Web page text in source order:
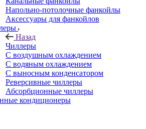
Напольно-потолочные фанкойлы
Аксессуары для фанкойлов
Назад
Чиллеры
С воздушным охлаждением
С водяным охлаждением
С выносным конденсатором
Реверсивные чиллеры
Абсорбционные чиллеры
кондиционеры